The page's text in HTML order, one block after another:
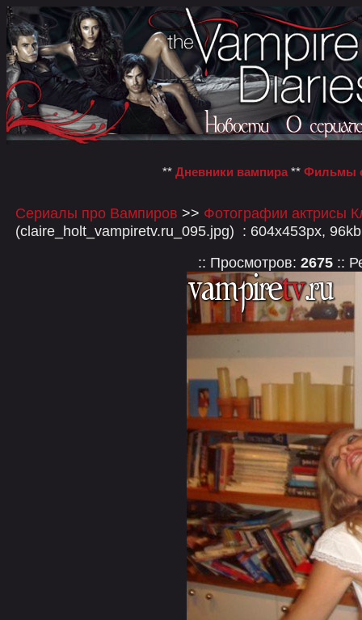
** Дневники вампира ** Фильмы
Сериалы про Вампиров >> Фотографии актрисы
(claire_holt_vampiretv.ru_095.jpg) : 604x453px, 96kb
:: Просмотров: 2675 ::